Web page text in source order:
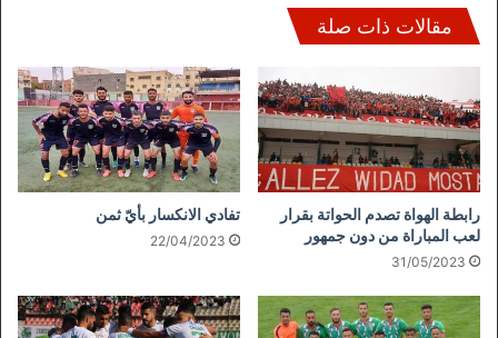
مقالات ذات صلة
رابطة الهواة تصدم الحواتة بقرار
لعب المباراة من دون جمهور
31/05/2023
تفادي الانكسار بأيّ ثمن
22/04/2023